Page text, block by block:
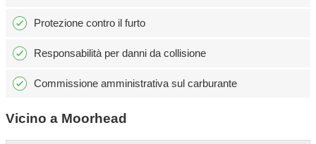
Protezione contro il furto
Responsabilità per danni da collisione
Commissione amministrativa sul carburante
Vicino a Moorhead